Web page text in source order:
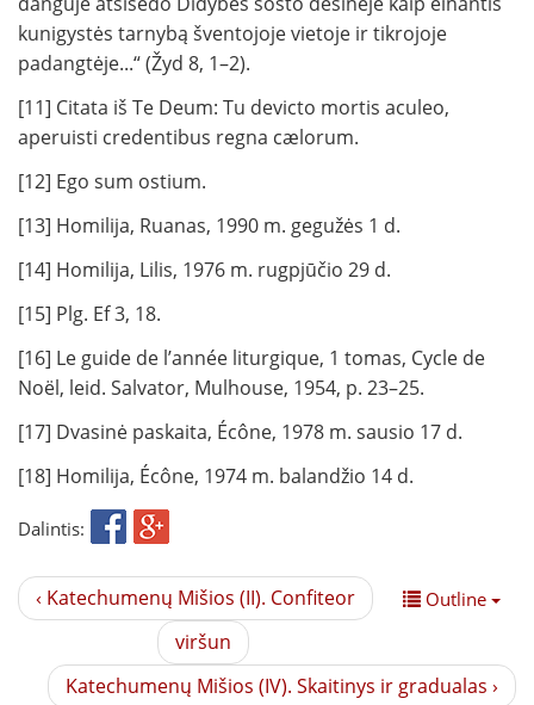
kunigystės tarnybą šventojoje vietoje ir tikrojoje
padangtėje...“ (Žyd 8, 1–2).
[11] Citata iš Te Deum: Tu devicto mortis aculeo,
aperuisti credentibus regna cælorum.
[12] Ego sum ostium.
[13] Homilija, Ruanas, 1990 m. gegužės 1 d.
[14] Homilija, Lilis, 1976 m. rugpjūčio 29 d.
[15] Plg. Ef 3, 18.
[16] Le guide de l’année liturgique, 1 tomas, Cycle de
Noël, leid. Salvator, Mulhouse, 1954, p. 23–25.
[17] Dvasinė paskaita, Écône, 1978 m. sausio 17 d.
[18] Homilija, Écône, 1974 m. balandžio 14 d.
Dalintis:
Outline
‹ Katechumenų Mišios (II). Confiteor
viršun
Katechumenų Mišios (IV). Skaitinys ir gradualas ›